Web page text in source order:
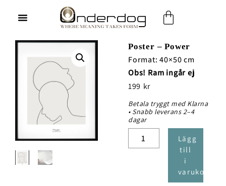
Varukorg
Poster – Power
Format: 40×50 cm
Obs! Ram ingår ej
199 kr
Betala tryggt med Klarna
• Snabb leverans 2–4
dagar
Poster
-
Lägg
till
i
varukorg